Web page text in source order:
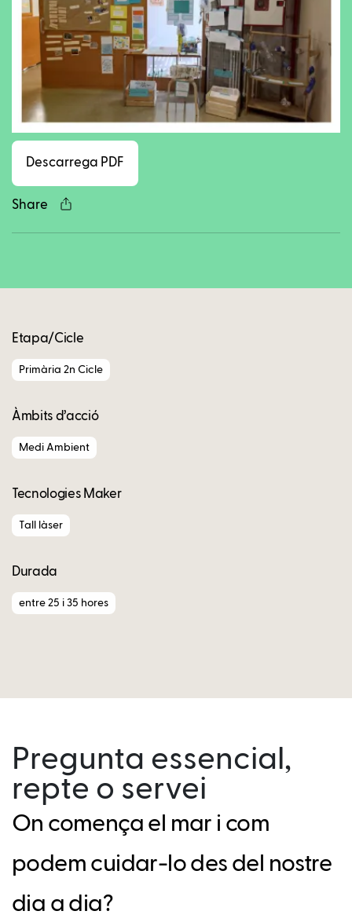
Descarrega PDF
Share
Facebook
Twitter
LinkedIn
WhatsApp
Reddit
Gmail
Etapa/Cicle
Primària 2n Cicle
Àmbits d’acció
Medi Ambient
Tecnologies Maker
Tall làser
Durada
entre 25 i 35 hores
Pregunta essencial,
repte o servei
On comença el mar i com
podem cuidar-lo des del nostre
dia a dia?